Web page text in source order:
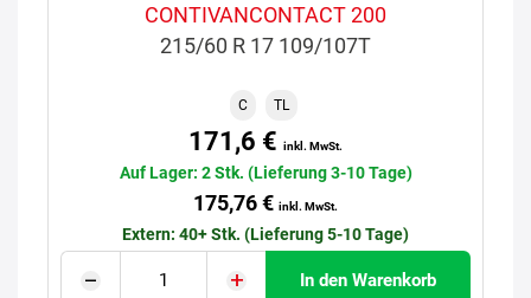
CONTIVANCONTACT 200
215/60 R 17 109/107T
C TL
171,6 € inkl. MwSt.
Auf Lager: 2 Stk. (Lieferung 3-10 Tage)
175,76 € inkl. MwSt.
Extern: 40+ Stk. (Lieferung 5-10 Tage)
In den Warenkorb